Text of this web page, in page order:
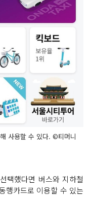
사용할 수 있다. ©티머니
택했다면 버스와 지하철
행카드로 이용할 수 있는